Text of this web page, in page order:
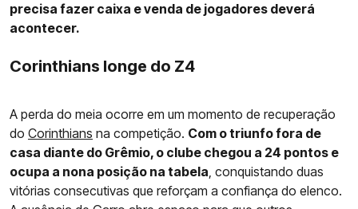
precisa fazer caixa e venda de jogadores deverá
acontecer.
Corinthians longe do Z4
A perda do meia ocorre em um momento de recuperação
do Corinthians na competição. Com o triunfo fora de
casa diante do Grêmio, o clube chegou a 24 pontos e
ocupa a nona posição na tabela, conquistando duas
vitórias consecutivas que reforçam a confiança do elenco.